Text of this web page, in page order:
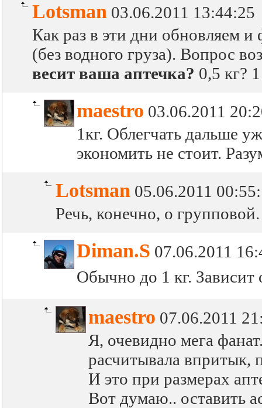
Lotsman 03.06.2011 13:44:25
Как раз в эти дни обновляем
(без водного груза). Вопрос
весит ваша аптечка? 0,5 кг?
maestro 03.06.2011
1кг. Облегчать дальше
экономить не стоит.
Lotsman 05.06.2011
Речь, конечно, о
Diman.S 07.06.2011
Обычно до 1 кг. Зависит
maestro 07.06.2011
Я, очевидно мега
расчитывала впритык,
И это при размерах
Вот думаю.. оставить